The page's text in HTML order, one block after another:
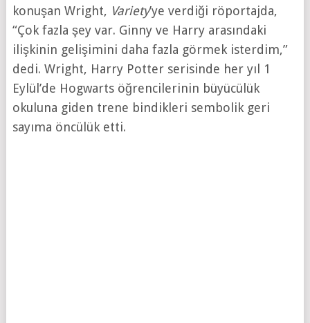
konuşan Wright, Variety’ye verdiği röportajda,
“Çok fazla şey var. Ginny ve Harry arasındaki
ilişkinin gelişimini daha fazla görmek isterdim,”
dedi. Wright, Harry Potter serisinde her yıl 1
Eylül’de Hogwarts öğrencilerinin büyücülük
okuluna giden trene bindikleri sembolik geri
sayıma öncülük etti.